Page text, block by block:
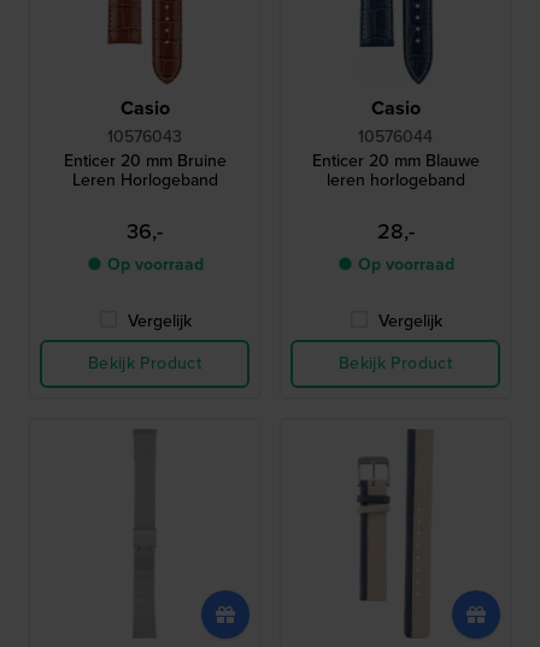
Casio
10576043
Enticer 20 mm Bruine
Leren Horlogeband
36,-
● Op voorraad
Vergelijk
Bekijk Product
Casio
10576044
Enticer 20 mm Blauwe
leren horlogeband
28,-
● Op voorraad
Vergelijk
Bekijk Product